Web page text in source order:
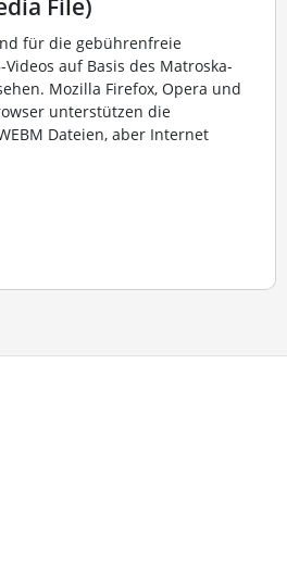
File)
für die gebührenfreie
auf Basis des Matroska-
Mozilla Firefox, Opera und
unterstützen die
Dateien, aber Internet